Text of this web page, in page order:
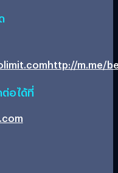
http://m.me/
อได้ที่